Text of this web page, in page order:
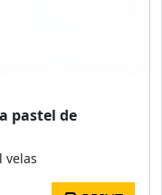
pastel de
velas